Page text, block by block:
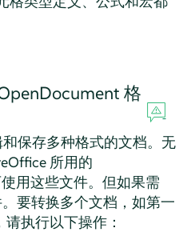
格
保存多种格式的文档。无
所用的
用这些文件。但如果需
要转换多个文档，如第一
执行以下操作：